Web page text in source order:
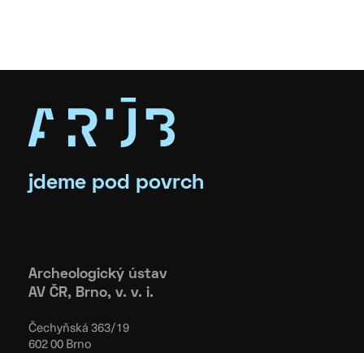
jdeme pod povrch
Archeologický ústav
AV ČR, Brno, v. v. i.
Čechyňská 363/19
602 00 Brno